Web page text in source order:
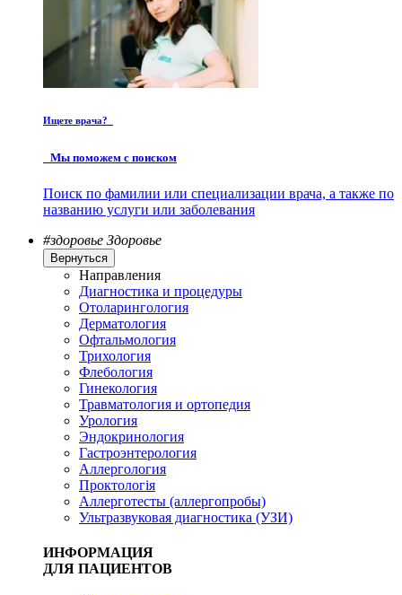
Ищете врача?
Мы поможем с поиском
Поиск по фамилии или специализации врача, а также по
названию услуги или заболевания
#здоровье Здоровье
Вернуться
Направления
Диагностика и процедуры
Отоларингология
Дерматология
Офтальмология
Трихология
Флебология
Гинекология
Травматология и ортопедия
Урология
Эндокринология
Гастроэнтерология
Аллергология
Проктологія
Аллерготесты (аллергопробы)
Ультразвуковая диагностика (УЗИ)
ИНФОРМАЦИЯ
ДЛЯ ПАЦИЕНТОВ